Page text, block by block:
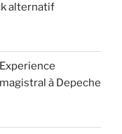
alternatif
à Depeche